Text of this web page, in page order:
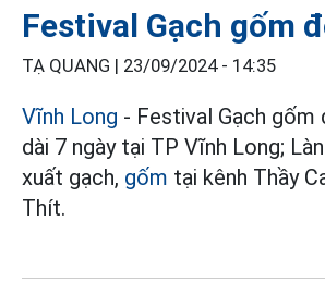
Festival Gạch gốm
TẠ QUANG | 23/09/2024 - 14:35
Vĩnh Long - Festival Gạch
dài 7 ngày tại TP Vĩnh Long;
xuất gạch, gốm tại kênh Thầy
Thít.